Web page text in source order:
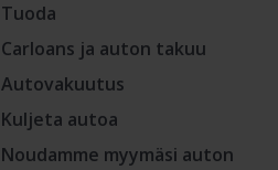
Tuoda
Carloans ja auton takuu
Autovakuutus
Kuljeta autoa
Noudamme myymäsi auton